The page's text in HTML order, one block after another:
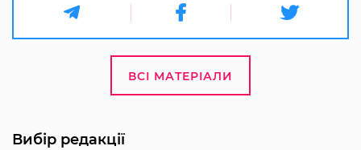
ВСІ МАТЕРІАЛИ
Вибір редакції